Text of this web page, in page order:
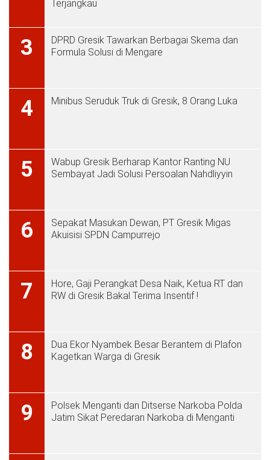
Terjangkau
3
DPRD Gresik Tawarkan Berbagai Skema dan
Formula Solusi di Mengare
4 Minibus Seruduk Truk di Gresik, 8 Orang Luka
5
Wabup Gresik Berharap Kantor Ranting NU
Sembayat Jadi Solusi Persoalan Nahdliyyin
6
Sepakat Masukan Dewan, PT Gresik Migas
Akuisisi SPDN Campurrejo
7
Hore, Gaji Perangkat Desa Naik, Ketua RT dan
RW di Gresik Bakal Terima Insentif !
8
Dua Ekor Nyambek Besar Berantem di Plafon
Kagetkan Warga di Gresik
9
Polsek Menganti dan Ditserse Narkoba Polda
Jatim Sikat Peredaran Narkoba di Menganti